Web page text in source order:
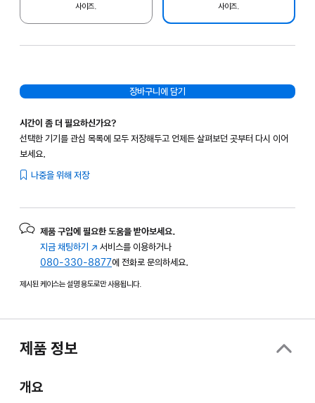
사이즈.
사이즈.
장바구니에 담기
시간이 좀 더 필요하신가요?
선택한 기기를 관심 목록에 모두 저장해두고 언제든 살펴보던 곳부터 다시 이어
보세요.
나중을 위해 저장
제품 구입에 필요한 도움을 받아보세요.
지금 채팅하기 (새
창에서
열림)
서비스를 이용하거나
080-330-8877에 전화로 문의하세요.
제시된 케이스는 설명 용도로만 사용됩니다.
제품 정보
개요